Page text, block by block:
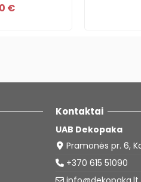
€
Kontaktai
UAB Dekopaka
Pramonės pr. 6,
+370 615 51090